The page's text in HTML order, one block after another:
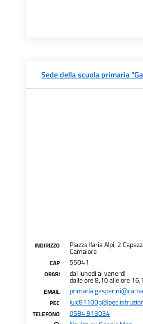
Sede della scuola primaria
INDIRIZZO Piazza Ilaria Alpi, 2
Camaiore
CAP 55041
ORARI dal lunedì al venerdì
dalle ore 8,10 alle ore
EMAIL
PEC
TELEFONO
0584 913034